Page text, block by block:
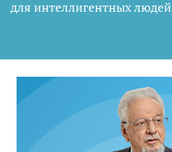
для интеллигентных людей